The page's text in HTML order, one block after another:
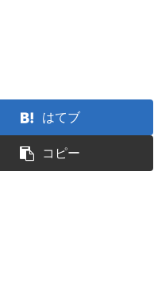
はてブ
コピー